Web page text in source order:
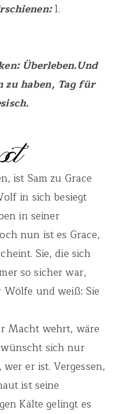
1.
Überleben.Und
zu haben, Tag für
ist Sam zu Grace
in sich besiegt
in seiner
nun ist es Grace,
Sie, die sich
so sicher war,
und weiß: Sie
Macht wehrt, wäre
sich nur
wer er ist. Vergessen,
ist seine
Kälte gelingt es